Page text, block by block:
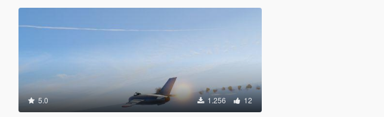
5.0 1.256 12